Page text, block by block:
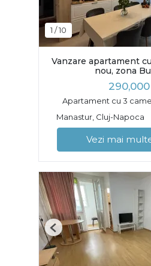
1 /10
Vanzare apartament
nou, zona
Apartament cu 3
Manastur, Cluj-Napoca
Vezi mai
Previous